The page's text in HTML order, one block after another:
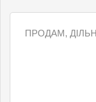
ПРОДАМ,